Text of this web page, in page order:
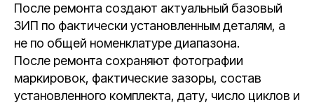
После ремонта создают актуальный базовый
ЗИП по фактически установленным деталям, а
не по общей номенклатуре диапазона.
После ремонта сохраняют фотографии
маркировок, фактические зазоры, состав
установленного комплекта, дату, число циклов и